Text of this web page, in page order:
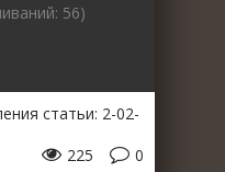
56)
статьи: 2-02-
0
225